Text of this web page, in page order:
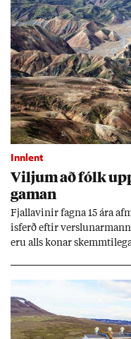
Innlent
Vilj­um að fólk
gam­an
Fjalla­vin­ir fagna 15 ára
is­ferð eft­ir
eru alls kon­ar